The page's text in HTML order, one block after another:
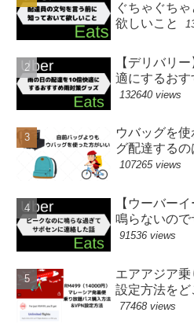
ぐちゃぐち
欲しいこと
【デリバリ
適にするお
132640 views
ウバッグを
グ配達する
107265 views
【ウーバー
鳴らないの
91536 views
エアアジア
設定方法を
77468 views